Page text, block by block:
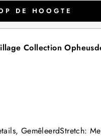
DE HOOGTE
Collection
GemêleerdStretch: